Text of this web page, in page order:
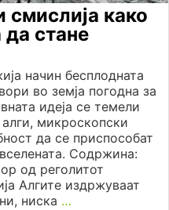
смислија како
да стане
начин бесплодната
во земја погодна за
идеја се темели
микроскопски
да се приспособат
Содржина:
од реголитот
Алгите издржуваат
ниска …